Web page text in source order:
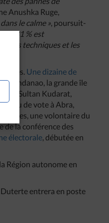
Anushka Ruge,
le calme », poursuit-
de 81 % est
techniques et les
Une dizaine de
A Mindanao, la grande île
à Sultan Kudarat,
de vote à Abra,
locales, une volontaire du
de la conférence des
électorale, débutée en
Région autonome en
entrera en poste